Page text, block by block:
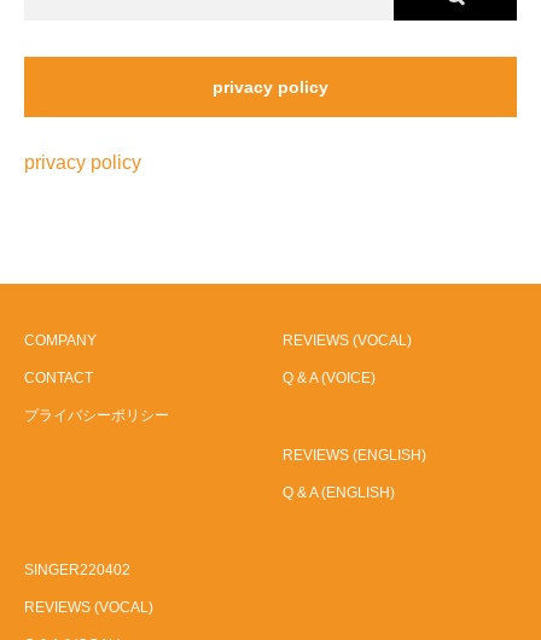
privacy policy
privacy policy
COMPANY
CONTACT
プライバシーポリシー
REVIEWS (VOCAL)
Q & A (VOICE)
REVIEWS (ENGLISH)
Q & A (ENGLISH)
SINGER220402
REVIEWS (VOCAL)